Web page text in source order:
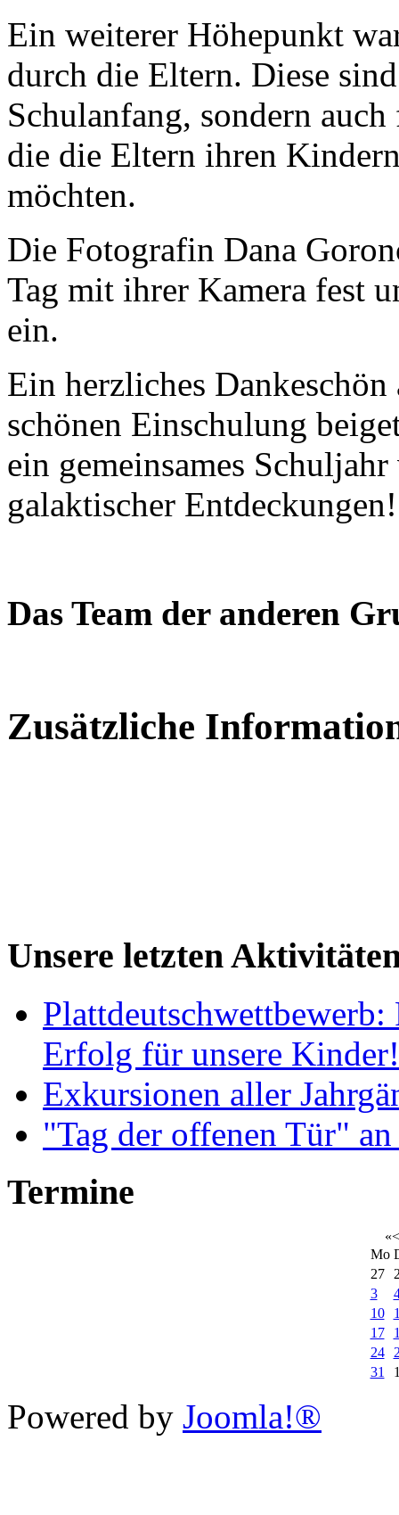
Ein weiterer Höhepunkt
durch die Eltern. Diese
Schulanfang, sondern
die die Eltern ihren
möchten.
Die Fotografin Dana
Tag mit ihrer Kamera fest
ein.
Ein herzliches
schönen Einschulung
ein gemeinsames
galaktischer Entdeckungen!
Das Team der anderen
Zusätzliche
Unsere letzten
Erfolg für unsere Kinder!
Exkursionen aller
"Tag der offenen Tür"
Termine
«<
Mo
27
3
10
17
24
31
Xnxx
افلام
Powered by Joomla!®